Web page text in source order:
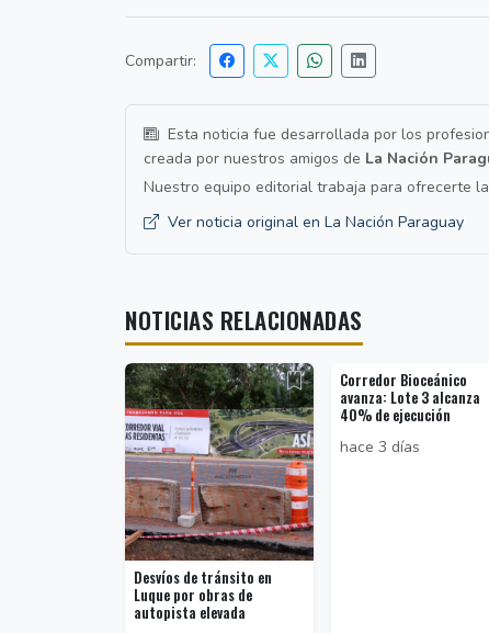
Compartir:
Esta noticia fue desarrollada por los
creada por nuestros amigos de La Nación
Nuestro equipo editorial trabaja para ofrecerte
Ver noticia original en La Nación Paraguay
NOTICIAS RELACIONADAS
Desvíos de tránsito en
Luque por obras de
autopista elevada
Corredor Bioceánico
avanza: Lote 3 alcanza
40% de ejecución
hace 3 días